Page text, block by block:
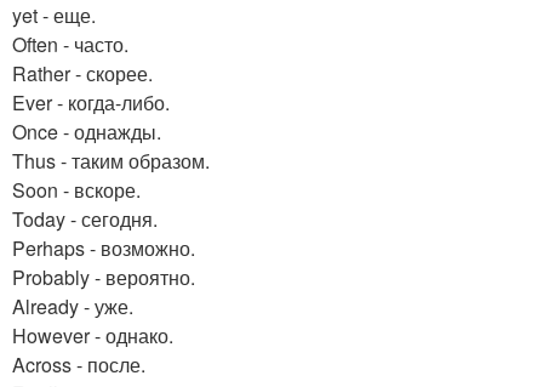
yet - еще.
Often - часто.
Rather - скорее.
Ever - когда-либо.
Once - однажды.
Thus - таким образом.
Soon - вскоре.
Today - сегодня.
Perhaps - возможно.
Probably - вероятно.
Already - уже.
However - однако.
Across - после.